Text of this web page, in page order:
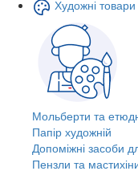
Художні товари
Мольберти та
Папір художній
Допоміжні засоби
Пензли та